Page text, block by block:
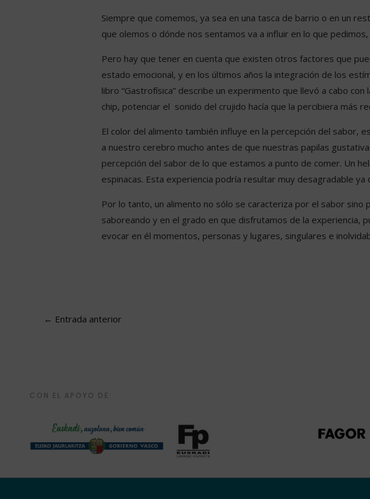
Siempre que comemos, ya sea en una tasca de barrio o en un
que olemos o dónde nos sentamos va a influir en lo que
Pero hay que tener en cuenta que existen otros factores que
estado emocional, y en los últimos años la integración de los
libro “Gastrofísica” describe un experimento que llevó a cabo
chip, potenciar el sonido del crujido hacía que la percibiera más
El color del alimento también influye en la percepción del sabor,
a nuestro cerebro mucho antes de que nuestras papilas
percepción del sabor de lo que estamos a punto de comer. Un
espinacas. Esta experiencia podría resultar muy desagradable
Por lo tanto, un alimento no sólo se caracteriza por el sabor
saboreando y en el grado en que disfrutamos de la experiencia,
evocar en él momentos, personas y lugares, singulares e
← Entrada anterior
CON EL APOYO DE: